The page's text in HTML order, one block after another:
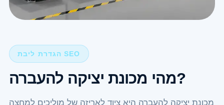
הגדרת ליבת SEO
מהי מכונת יציקה להעברה?
מכונת יציקה להעברה היא ציוד לאריזה של מוליכים למחצה